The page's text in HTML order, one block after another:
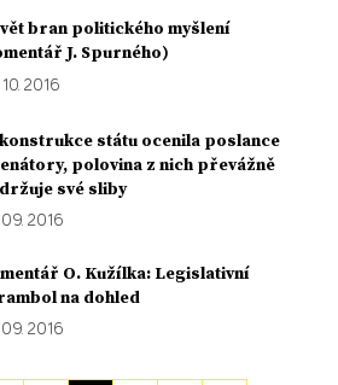
bran politického myšlení
J. Spurného)
2016
státu ocenila poslance
polovina z nich převážně
své sliby
09. 2016
O. Kužílka: Legislativní
na dohled
09. 2016